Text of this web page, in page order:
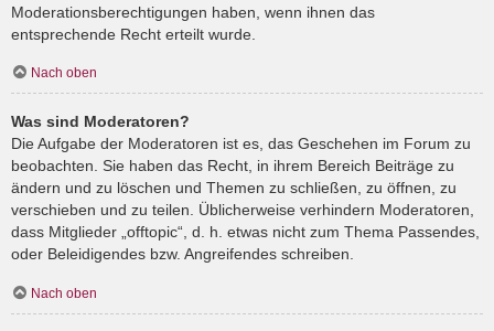
Moderationsberechtigungen haben, wenn ihnen das
entsprechende Recht erteilt wurde.
Nach oben
Was sind Moderatoren?
Die Aufgabe der Moderatoren ist es, das Geschehen im Forum zu
beobachten. Sie haben das Recht, in ihrem Bereich Beiträge zu
ändern und zu löschen und Themen zu schließen, zu öffnen, zu
verschieben und zu teilen. Üblicherweise verhindern Moderatoren,
dass Mitglieder „offtopic“, d. h. etwas nicht zum Thema Passendes,
oder Beleidigendes bzw. Angreifendes schreiben.
Nach oben